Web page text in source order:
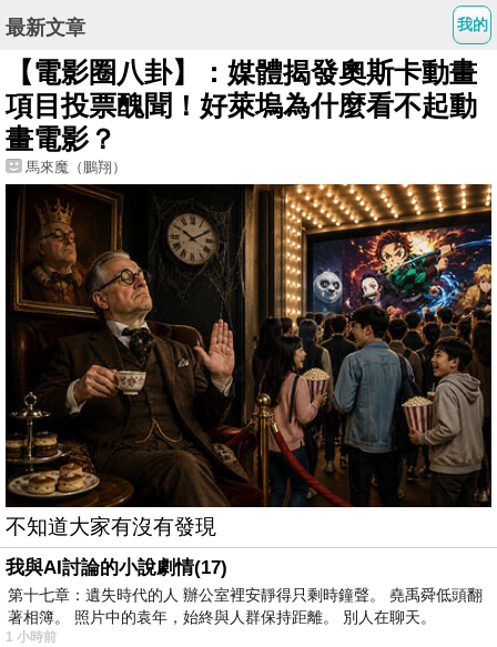
我的
最新文章
【電影圈八卦】：媒體揭發奧斯卡動畫
項目投票醜聞！好萊塢為什麼看不起動
畫電影？
馬來魔（鵬翔）
不知道大家有沒有發現
我與AI討論的小說劇情(17)
第十七章：遺失時代的人 辦公室裡安靜得只剩時鐘聲。 堯禹舜低頭翻
著相簿。 照片中的袁年，始終與人群保持距離。 別人在聊天。
1 小時前